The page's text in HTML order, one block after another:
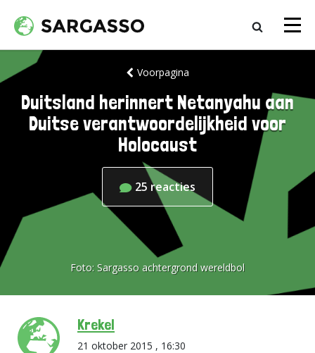
Voorpagina
Duitsland herinnert Netanyahu aan
Duitse verantwoordelijkheid voor
Holocaust
25 reacties
Foto: Sargasso achtergrond wereldbol
Krekel
21 oktober 2015 , 16:30